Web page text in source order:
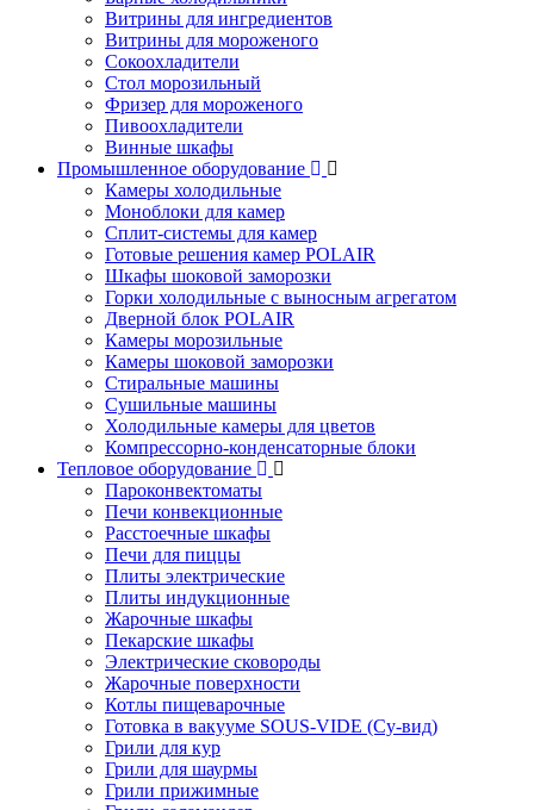
Витрины для ингредиентов
Витрины для мороженого
Сокоохладители
Стол морозильный
Фризер для мороженого
Пивоохладители
Винные шкафы
Промышленное оборудование
Камеры холодильные
Моноблоки для камер
Сплит-системы для камер
Готовые решения камер POLAIR
Шкафы шоковой заморозки
Горки холодильные с выносным агрегатом
Дверной блок POLAIR
Камеры морозильные
Камеры шоковой заморозки
Стиральные машины
Сушильные машины
Холодильные камеры для цветов
Компрессорно-конденсаторные блоки
Тепловое оборудование
Пароконвектоматы
Печи конвекционные
Расстоечные шкафы
Печи для пиццы
Плиты электрические
Плиты индукционные
Жарочные шкафы
Пекарские шкафы
Электрические сковороды
Жарочные поверхности
Котлы пищеварочные
Готовка в вакууме SOUS-VIDE (Су-вид)
Грили для кур
Грили для шаурмы
Грили прижимные